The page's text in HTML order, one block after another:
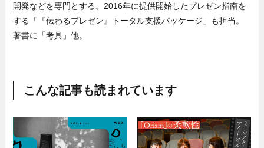
開発などを専門とする。2016年に提供開始したプレゼン指南を
する「『伝わるプレゼン』トータル支援パッケージ」も担当。
著書に「考具」他。
こんな記事も読まれています